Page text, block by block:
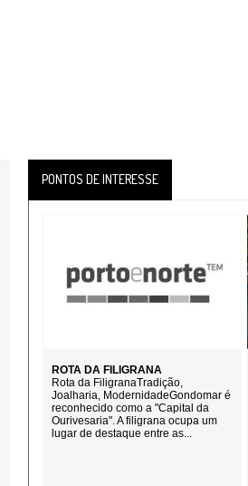
PONTOS DE INTERESSE
ROTA DA FILIGRANA
Rota da FiligranaTradição,
Joalharia, ModernidadeGondomar é
reconhecido como a "Capital da
Ourivesaria". A filigrana ocupa um
lugar de destaque entre as...